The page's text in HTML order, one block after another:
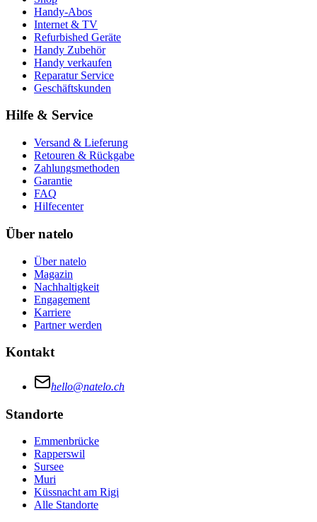
Handy-Abos
Internet & TV
Refurbished Geräte
Handy Zubehör
Handy verkaufen
Reparatur Service
Geschäftskunden
Hilfe & Service
Versand & Lieferung
Retouren & Rückgabe
Zahlungsmethoden
Garantie
FAQ
Hilfecenter
Über natelo
Über natelo
Magazin
Nachhaltigkeit
Engagement
Karriere
Partner werden
Kontakt
hello@natelo.ch
Standorte
Emmenbrücke
Rapperswil
Sursee
Muri
Küssnacht am Rigi
Alle Standorte